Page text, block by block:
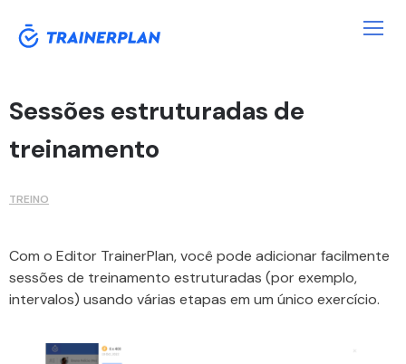
Sessões estruturadas de
treinamento
TREINO
Com o Editor TrainerPlan, você pode adicionar facilmente
sessões de treinamento estruturadas (por exemplo,
intervalos) usando várias etapas em um único exercício.